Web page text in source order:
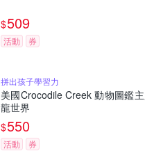
$509
活動 券
拼出孩子學習力
美國Crocodile Creek 動物圖鑑
龍世界
$550
活動 券